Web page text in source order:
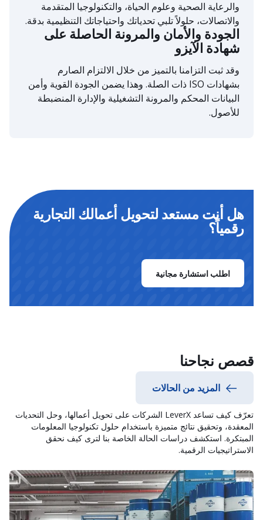
والرعاية الصحية وعلوم الحياة، والتكنولوجيا المتقدمة
والاتصالات، حلولاً تلبي تحدياتك واحتياجاتك التنظيمية بدقة.
الجودة والأمان والمرونة الحاصلة على
شهادة الآيزو
وقد ثبت التزامنا بالتميز من خلال الالتزام الصارم
بشهادات ISO ذات الصلة. وهذا يضمن الجودة القوية وأمن
البيانات المحكم والمرونة التشغيلية والإدارة المنضبطة
للأصول.
هل أنت مستعد لتحويل أعمالك التجارية
رقمياً؟
اطلب استشارة مجانية
قصص نجاحنا
المزيد من الحالات
تعرّف كيف تساعد LeverX الشركات على تحويل أعمالها، وحل التحديات
المعقدة، وتحقيق نتائج متميزة باستخدام حلول تكنولوجيا المعلومات
المبتكرة. استكشف دراسات الحالة الخاصة بنا لترى كيف نحقق
الاستراتيجيات الرقمية.